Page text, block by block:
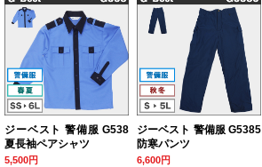
ジーベスト 警備服 G538
夏長袖ペアシャツ
5,500円
ジーベスト 警備服 G5385
防寒パンツ
6,600円